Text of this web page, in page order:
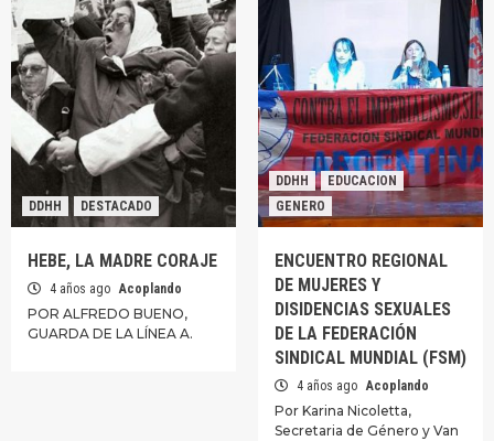
DDHH DESTACADO
HEBE, LA MADRE CORAJE
4 años ago Acoplando
POR ALFREDO BUENO,
GUARDA DE LA LÍNEA A.
DDHH
EDUCACION
GENERO
ENCUENTRO REGIONAL
DE MUJERES Y
DISIDENCIAS SEXUALES
DE LA FEDERACIÓN
SINDICAL MUNDIAL (FSM)
4 años ago Acoplando
Por Karina Nicoletta,
Secretaria de Género y Van